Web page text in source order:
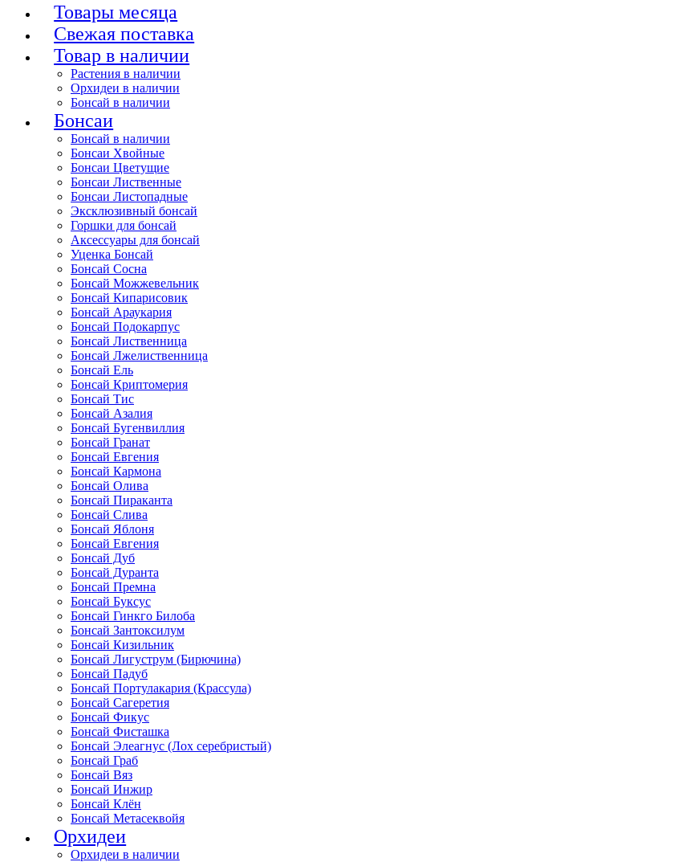
Товары месяца
Свежая поставка
Товар в наличии
Растения в наличии
Орхидеи в наличии
Бонсай в наличии
Бонсаи
Бонсай в наличии
Бонсаи Хвойные
Бонсаи Цветущие
Бонсаи Лиственные
Бонсаи Листопадные
Эксклюзивный бонсай
Горшки для бонсай
Аксессуары для бонсай
Уценка Бонсай
Бонсай Сосна
Бонсай Можжевельник
Бонсай Кипарисовик
Бонсай Араукария
Бонсай Подокарпус
Бонсай Лиственница
Бонсай Лжелиственница
Бонсай Ель
Бонсай Криптомерия
Бонсай Тис
Бонсай Азалия
Бонсай Бугенвиллия
Бонсай Гранат
Бонсай Евгения
Бонсай Кармона
Бонсай Олива
Бонсай Пираканта
Бонсай Слива
Бонсай Яблоня
Бонсай Евгения
Бонсай Дуб
Бонсай Дуранта
Бонсай Премна
Бонсай Буксус
Бонсай Гинкго Билоба
Бонсай Зантоксилум
Бонсай Кизильник
Бонсай Лигуструм (Бирючина)
Бонсай Падуб
Бонсай Портулакария (Крассула)
Бонсай Сагеретия
Бонсай Фикус
Бонсай Фисташка
Бонсай Элеагнус (Лох серебристый)
Бонсай Граб
Бонсай Вяз
Бонсай Инжир
Бонсай Клён
Бонсай Метасеквойя
Орхидеи
Орхидеи в наличии